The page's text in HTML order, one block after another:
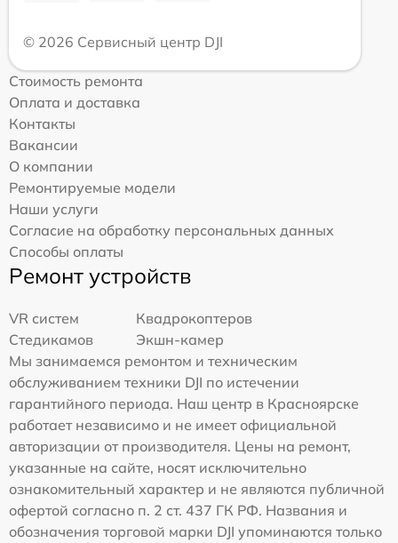
© 2026 Сервисный центр DJI
Стоимость ремонта
Оплата и доставка
Контакты
Вакансии
О компании
Ремонтируемые модели
Наши услуги
Согласие на обработку персональных данных
Способы оплаты
Ремонт устройств
VR систем
Квадрокоптеров
Стедикамов
Экшн-камер
Мы занимаемся ремонтом и техническим
обслуживанием техники DJI по истечении
гарантийного периода. Наш центр в Красноярске
работает независимо и не имеет официальной
авторизации от производителя. Цены на ремонт,
указанные на сайте, носят исключительно
ознакомительный характер и не являются публичной
офертой согласно п. 2 ст. 437 ГК РФ. Названия и
обозначения торговой марки DJI упоминаются только